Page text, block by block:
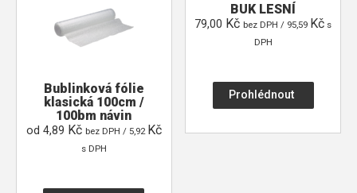
Bublinková fólie
klasická 100cm /
100bm návin
od 4,89 Kč bez DPH / 5,92 Kč
s DPH
BUK LESNÍ
79,00 Kč bez DPH / 95,59 Kč s
DPH
Prohlédnout